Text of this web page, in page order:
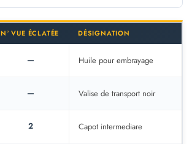
N° VUE ÉCLATÉE DÉSIGNATION
— Huile pour embrayage
— Valise de transport noir
2 Capot intermediare